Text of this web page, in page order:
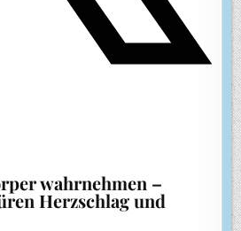
wahrnehmen –
Herzschlag und